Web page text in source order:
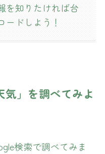
を知りたければ台
ードしよう！
」を調べてみよ
検索で調べてみま